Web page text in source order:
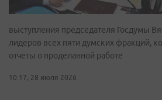
выступления председателя Госдумы
лидеров всех пяти думских фракций,
отчеты о проделанной работе
10:17, 28 июля 2026